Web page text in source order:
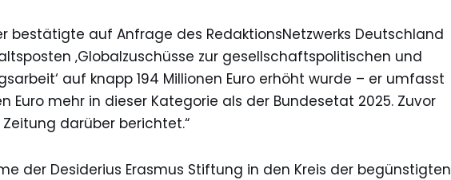
bestätigte auf Anfrage des RedaktionsNetzwerks Deutschland
‚Globalzuschüsse zur gesellschaftspolitischen und
auf knapp 194 Millionen Euro erhöht wurde – er umfasst
Euro mehr in dieser Kategorie als der Bundesetat 2025. Zuvor
darüber berichtet.“
der Desiderius Erasmus Stiftung in den Kreis der begünstigten